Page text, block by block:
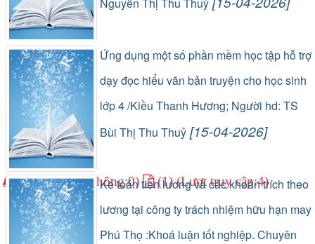
(0) (Lượt lưu thông:0) (1) (Lượt truy cập:3)
Ứng dụng một số phần mềm học tập hỗ trợ
dạy đọc hiểu văn bản truyện cho học sinh
lớp 4 /Kiều Thanh Hương; Người hd: TS
Bùi Thị Thu Thuỷ [15-04-2026]
(0) (Lượt lưu thông:0) (1) (Lượt truy cập:4)
Kế toán tiền lương và các khoản trích theo
lương tại công ty trách nhiệm hữu hạn may
Phú Thọ :Khoá luận tốt nghiệp. Chuyên